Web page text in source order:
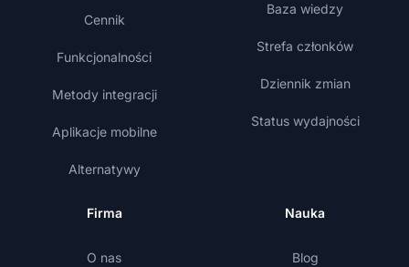
Cennik
Funkcjonalności
Metody integracji
Aplikacje mobilne
Alternatywy
Baza wiedzy
Strefa członków
Dziennik zmian
Status wydajności
Firma
O nas
Nauka
Blog